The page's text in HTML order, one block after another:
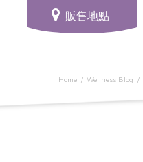
販售地點
Home Wellness Blog